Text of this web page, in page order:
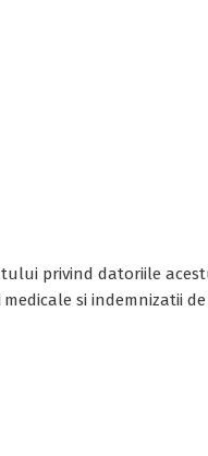
privind datoriile
si indemnizatii